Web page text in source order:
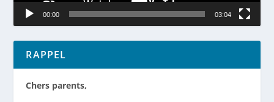
00:00 03:04
RAPPEL
Chers parents,